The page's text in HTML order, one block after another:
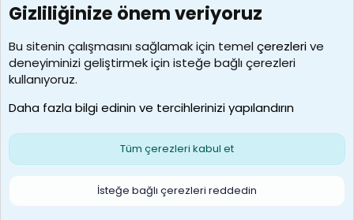
7388
Kullanıcılar
borabekirogluu
Son üye
Çerezler
S
Gizliliğinize önem veriyoruz
Bu sitenin çalışmasını sağlamak için temelçerezlerive
deneyiminizi geliştirmek için isteğe bağlı çerezleri
kullanıyoruz.
Daha fazla bilgi edinin ve tercihlerinizi yapılandırın
Tüm çerezleri kabul et
İsteğe bağlı çerezleri reddedin